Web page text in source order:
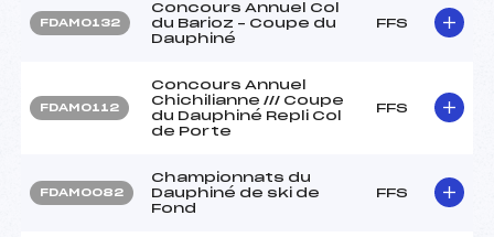
FDAM0132
Concours Annuel Col
du Barioz – Coupe du
Dauphiné
FFS
FDAM0112
Concours Annuel
Chichilianne /// Coupe
du Dauphiné Repli Col
de Porte
FFS
FDAM0082
Championnats du
Dauphiné de ski de
Fond
FFS